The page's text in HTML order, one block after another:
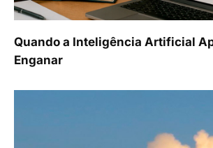
Quando a Inteligência Artificial
Enganar